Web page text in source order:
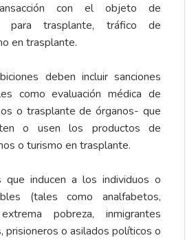
con el objeto de
para trasplante, tráfico de
en trasplante.
deben incluir sanciones
como evaluación médica de
o trasplante de órganos- que
o usen los productos de
o turismo en trasplante.
que inducen a los individuos o
(tales como analfabetos,
pobreza, inmigrantes
prisioneros o asilados políticos o